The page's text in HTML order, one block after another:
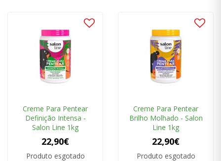
Creme Para Pentear
Definição Intensa -
Salon Line 1kg
22,90€
Produto esgotado
Creme Para Pentear
Brilho Molhado - Salon
Line 1kg
22,90€
Produto esgotado